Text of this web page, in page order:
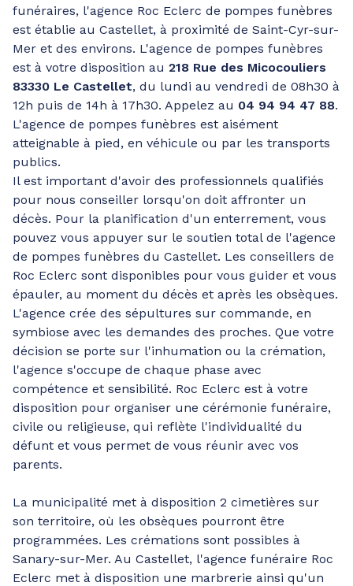
funéraires, l'agence Roc Eclerc de pompes funèbres
est établie au Castellet, à proximité de Saint-Cyr-sur-
Mer et des environs. L'agence de pompes funèbres
est à votre disposition au 218 Rue des Micocouliers
83330 Le Castellet, du lundi au vendredi de 08h30 à
12h puis de 14h à 17h30. Appelez au 04 94 94 47 88.
L'agence de pompes funèbres est aisément
atteignable à pied, en véhicule ou par les transports
publics.
Il est important d'avoir des professionnels qualifiés
pour nous conseiller lorsqu'on doit affronter un
décès. Pour la planification d'un enterrement, vous
pouvez vous appuyer sur le soutien total de l'agence
de pompes funèbres du Castellet. Les conseillers de
Roc Eclerc sont disponibles pour vous guider et vous
épauler, au moment du décès et après les obsèques.
L'agence crée des sépultures sur commande, en
symbiose avec les demandes des proches. Que votre
décision se porte sur l'inhumation ou la crémation,
l'agence s'occupe de chaque phase avec
compétence et sensibilité. Roc Eclerc est à votre
disposition pour organiser une cérémonie funéraire,
civile ou religieuse, qui reflète l'individualité du
défunt et vous permet de vous réunir avec vos
parents.
La municipalité met à disposition 2 cimetières sur
son territoire, où les obsèques pourront être
programmées. Les crémations sont possibles à
Sanary-sur-Mer. Au Castellet, l'agence funéraire Roc
Eclerc met à disposition une marbrerie ainsi qu'un